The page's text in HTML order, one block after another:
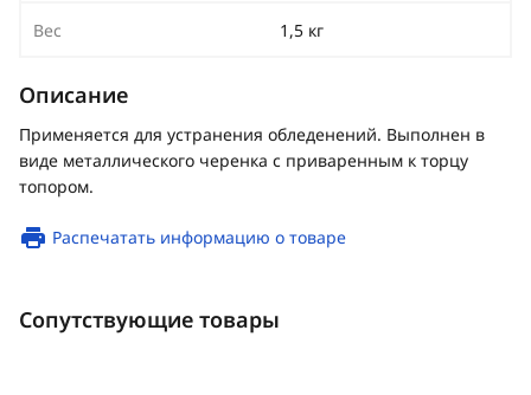
Вес 1,5 кг
Описание
Применяется для устранения обледенений. Выполнен в
виде металлического черенка с приваренным к торцу
топором.
Распечатать информацию о товаре
Сопутствующие товары